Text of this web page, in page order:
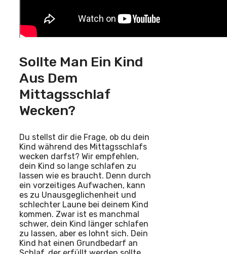
Sollte Man Ein Kind
Aus Dem
Mittagsschlaf
Wecken?
Du stellst dir die Frage, ob du dein
Kind während des Mittagsschlafs
wecken darfst? Wir empfehlen,
dein Kind so lange schlafen zu
lassen wie es braucht. Denn durch
ein vorzeitiges Aufwachen, kann
es zu Unausgeglichenheit und
schlechter Laune bei deinem Kind
kommen. Zwar ist es manchmal
schwer, dein Kind länger schlafen
zu lassen, aber es lohnt sich. Dein
Kind hat einen Grundbedarf an